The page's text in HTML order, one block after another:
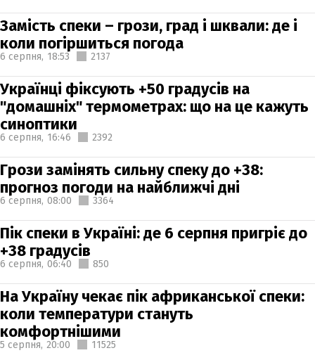
Замість спеки – грози, град і шквали: де і
коли погіршиться погода
6 серпня, 18:53 2137
Українці фіксують +50 градусів на
"домашніх" термометрах: що на це кажуть
синоптики
6 серпня, 16:46 2392
Грози замінять сильну спеку до +38:
прогноз погоди на найближчі дні
6 серпня, 08:00 3364
Пік спеки в Україні: де 6 серпня пригріє до
+38 градусів
6 серпня, 06:40 850
На Україну чекає пік африканської спеки:
коли температури стануть
комфортнішими
5 серпня, 20:00 11525